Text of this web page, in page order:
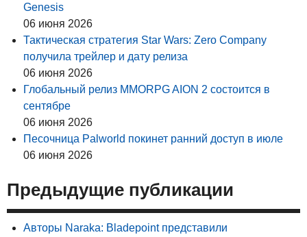
Genesis
06 июня 2026
Тактическая стратегия Star Wars: Zero Company
получила трейлер и дату релиза
06 июня 2026
Глобальный релиз MMORPG AION 2 состоится в
сентябре
06 июня 2026
Песочница Palworld покинет ранний доступ в июле
06 июня 2026
Предыдущие публикации
Авторы Naraka: Bladepoint представили